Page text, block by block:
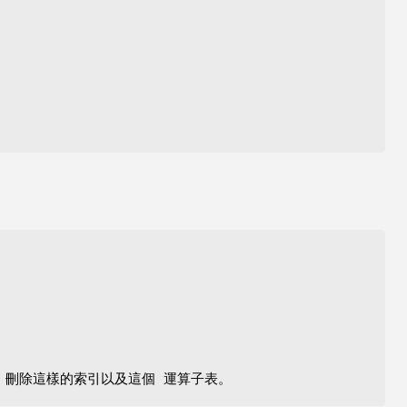
除這樣的索引以及這個 運算子表。